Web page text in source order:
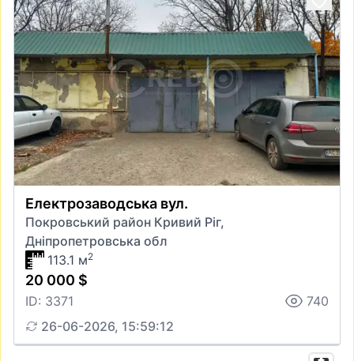
Електрозаводська вул.
Покровський район Кривий Ріг,
Дніпропетровська обл
113.1 м2
20 000 $
ID: 3371
740
26-06-2026, 15:59:12